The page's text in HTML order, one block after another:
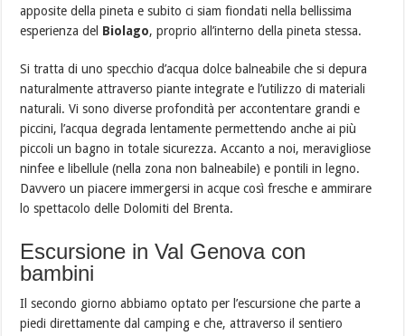
apposite della pineta e subito ci siam fiondati nella bellissima
esperienza del Biolago, proprio all’interno della pineta stessa.
Si tratta di uno specchio d’acqua dolce balneabile che si depura
naturalmente attraverso piante integrate e l’utilizzo di materiali
naturali. Vi sono diverse profondità per accontentare grandi e
piccini, l’acqua degrada lentamente permettendo anche ai più
piccoli un bagno in totale sicurezza. Accanto a noi, meravigliose
ninfee e libellule (nella zona non balneabile) e pontili in legno.
Davvero un piacere immergersi in acque così fresche e ammirare
lo spettacolo delle Dolomiti del Brenta.
Escursione in Val Genova con
bambini
Il secondo giorno abbiamo optato per l’escursione che parte a
piedi direttamente dal camping e che, attraverso il sentiero